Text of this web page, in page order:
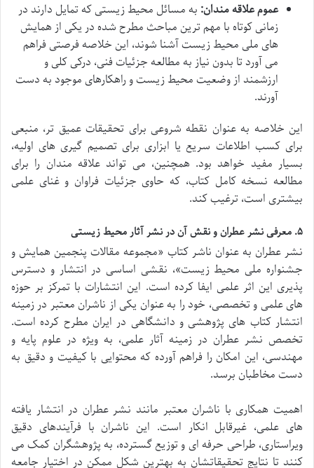
عموم علاقه مندان: به مسائل محیط زیستی که تمایل دارند در
زمانی کوتاه با مهم ترین مباحث مطرح شده در یکی از همایش
های ملی محیط زیست آشنا شوند، این خلاصه فرصتی فراهم
می آورد تا بدون نیاز به مطالعه جزئیات فنی، درکی کلی و
ارزشمند از وضعیت محیط زیست و راهکارهای موجود به دست
آورند.
این خلاصه به عنوان نقطه شروعی برای تحقیقات عمیق تر، منبعی
برای کسب اطلاعات سریع یا ابزاری برای تصمیم گیری های اولیه،
بسیار مفید خواهد بود. همچنین، می تواند علاقه مندان را برای
مطالعه نسخه کامل کتاب، که حاوی جزئیات فراوان و غنای علمی
بیشتری است، ترغیب کند.
۵. معرفی نشر عطران و نقش آن در نشر آثار محیط زیستی
نشر عطران به عنوان ناشر کتاب «مجموعه مقالات پنجمین همایش و
جشنواره ملی محیط زیست»، نقشی اساسی در انتشار و دسترس
پذیری این اثر علمی ایفا کرده است. این انتشارات با تمرکز بر حوزه
های علمی و تخصصی، خود را به عنوان یکی از ناشران معتبر در زمینه
انتشار کتاب های پژوهشی و دانشگاهی در ایران مطرح کرده است.
تخصص نشر عطران در زمینه آثار علمی، به ویژه در علوم پایه و
مهندسی، این امکان را فراهم آورده که محتوایی با کیفیت و دقیق به
دست مخاطبان برسد.
اهمیت همکاری با ناشران معتبر مانند نشر عطران در انتشار یافته
های علمی، غیرقابل انکار است. این ناشران با فرآیندهای دقیق
ویراستاری، طراحی حرفه ای و توزیع گسترده، به پژوهشگران کمک می
کنند تا نتایج تحقیقاتشان به بهترین شکل ممکن در اختیار جامعه